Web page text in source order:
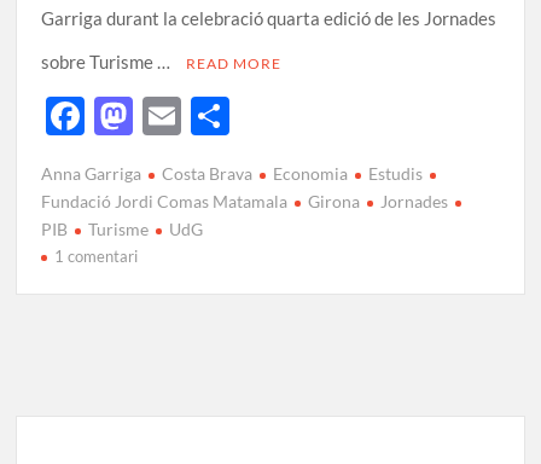
Garriga durant la celebració quarta edició de les Jornades
sobre Turisme …
READ MORE
F
e
b
o
o
M
to
d
o
n
E
ail m
te
Anna Garriga Costa Brava Economia
Estudis
Fundació Jordi Comas Matamala
Girona
Jornades
PIB
Turisme UdG
1 comentari